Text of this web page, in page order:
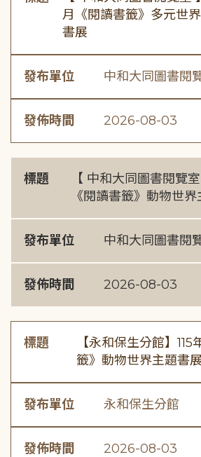
月《閱讀書籤》多元世
書展
發布單位 中和大同圖書閱
發佈時間 2026-08-03
標題
【 中和大同圖書閱覽
《閱讀書籤》動物世
發布單位 中和大同圖書閱
發佈時間 2026-08-03
標題
【永和保生分館】
籤》動物世界主題書展
發布單位 永和保生分館
發佈時間 2026-08-03